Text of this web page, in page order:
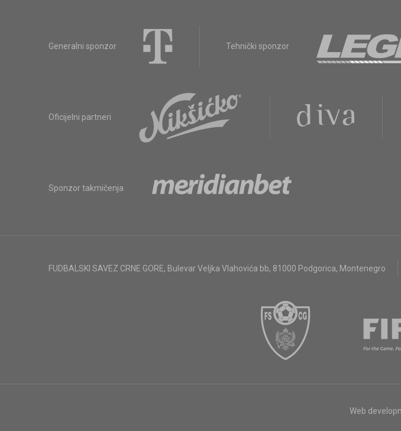
Generalni sponzor Tehnički sponzor
Oficijelni partneri
Sponzor takmičenja
FUDBALSKI SAVEZ CRNE GORE, Bulevar Veljka Vlahovića bb, 81000 Podgorica, Montenegro
Web